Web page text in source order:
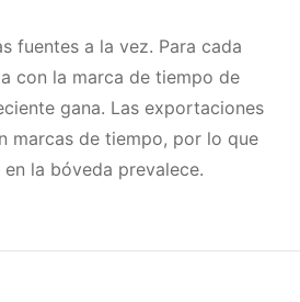
fuentes a la vez. Para cada
con la marca de tiempo de
gana. Las exportaciones
marcas de tiempo, por lo que
la bóveda prevalece.